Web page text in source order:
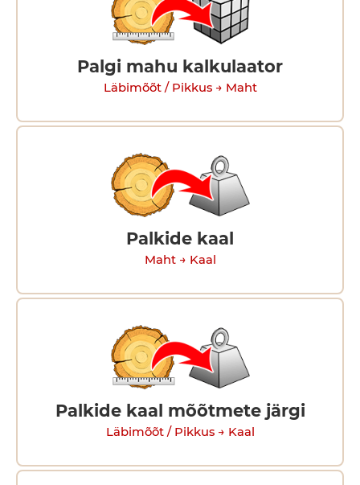
Palgi mahu kalkulaator
Läbimõõt / Pikkus → Maht
Palkide kaal
Maht → Kaal
Palkide kaal mõõtmete järgi
Läbimõõt / Pikkus → Kaal